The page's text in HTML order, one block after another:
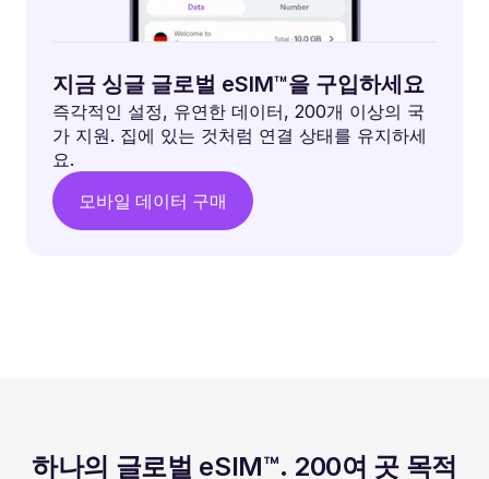
지금 싱글 글로벌 eSIM™을 구입하세요
즉각적인 설정, 유연한 데이터, 200개 이상의 국
가 지원. 집에 있는 것처럼 연결 상태를 유지하세
요.
모바일 데이터 구매
하나의 글로벌 eSIM™. 200여 곳 목적